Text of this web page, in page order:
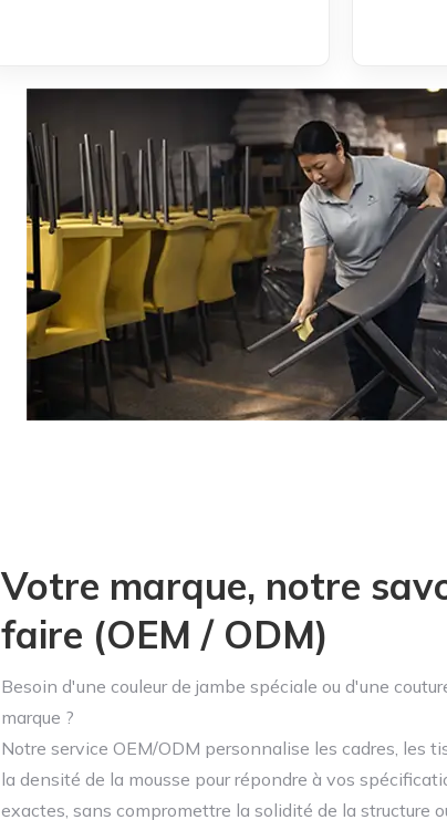
Votre marque, notre
faire (OEM / ODM)
Besoin d'une couleur de jambe spéciale ou d'une
marque ?
Notre service OEM/ODM personnalise les cadres, les
la densité de la mousse pour répondre à vos
exactes, sans compromettre la solidité de la structure